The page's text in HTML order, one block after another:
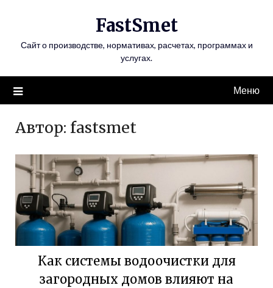
FastSmet
Сайт о производстве, нормативах, расчетах, программах и
услугах.
Меню
Автор: fastsmet
Как системы водоочистки для
загородных домов влияют на